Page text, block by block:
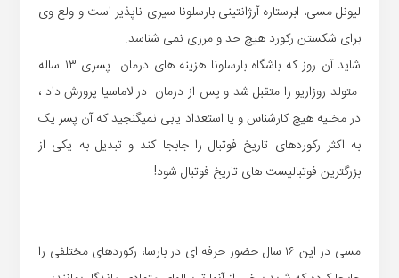
لیونل مسی، ابرستاره آرژانتینی بارسلونا سیری ناپذیر است و ولع وی
برای شکستن رکورد هیچ حد و مرزی نمی شناسد.
شاید آن روز که باشگاه بارسلونا هزینه های درمان پسری ١٣ ساله
متولد روزاریو را متقبل شد و پس از درمان در لاماسیا پرورش داد ،
در مخلیه هیچ کارشناس و یا استعداد یابی نمیگنجید که آن پسر یک
به اکثر رکوردهای تاریخ فوتبال را جابجا کند و تبدیل به یکی از
بزرگترین فوتبالیست های تاریخ فوتبال شود!
مسی در این ١٦ سال حضور حرفه ای در بارسا، رکوردهای مختلفی را